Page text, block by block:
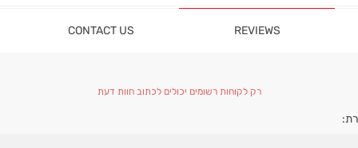
REVIEWS
CONTACT US
רק לקוחות רשומים יכולים לכתוב חוות דעת